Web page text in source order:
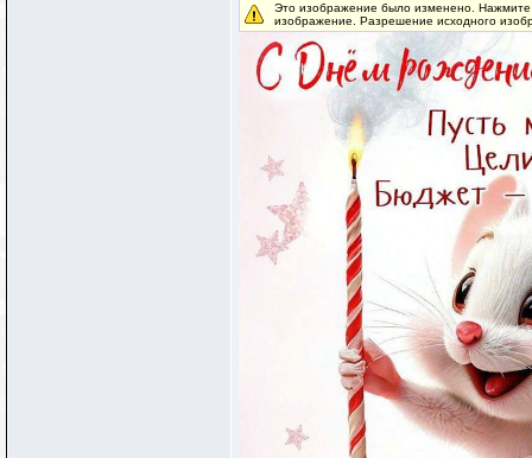
Это изображение было изменено. Нажмите
изображение. Разрешение исходного